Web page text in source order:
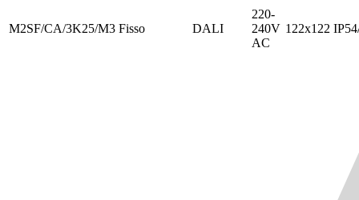
M2SF/CA/3K25/M3 Fisso DALI
220-
240V
AC
122x122